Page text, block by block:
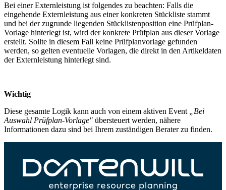
Bei einer Externleistung ist folgendes zu beachten: Falls die
eingehende Externleistung aus einer konkreten Stückliste stammt
und bei der zugrunde liegenden Stücklistenposition eine Prüfplan-
Vorlage hinterlegt ist, wird der konkrete Prüfplan aus dieser Vorlage
erstellt. Sollte in diesem Fall keine Prüfplanvorlage gefunden
werden, so gelten eventuelle Vorlagen, die direkt in den Artikeldaten
der Externleistung hinterlegt sind.
Wichtig
Diese gesamte Logik kann auch von einem aktiven Event
„Bei
Auswahl Prüfplan-Vorlage" übersteuert werden, nähere
Informationen dazu sind bei Ihrem zuständigen Berater zu finden.